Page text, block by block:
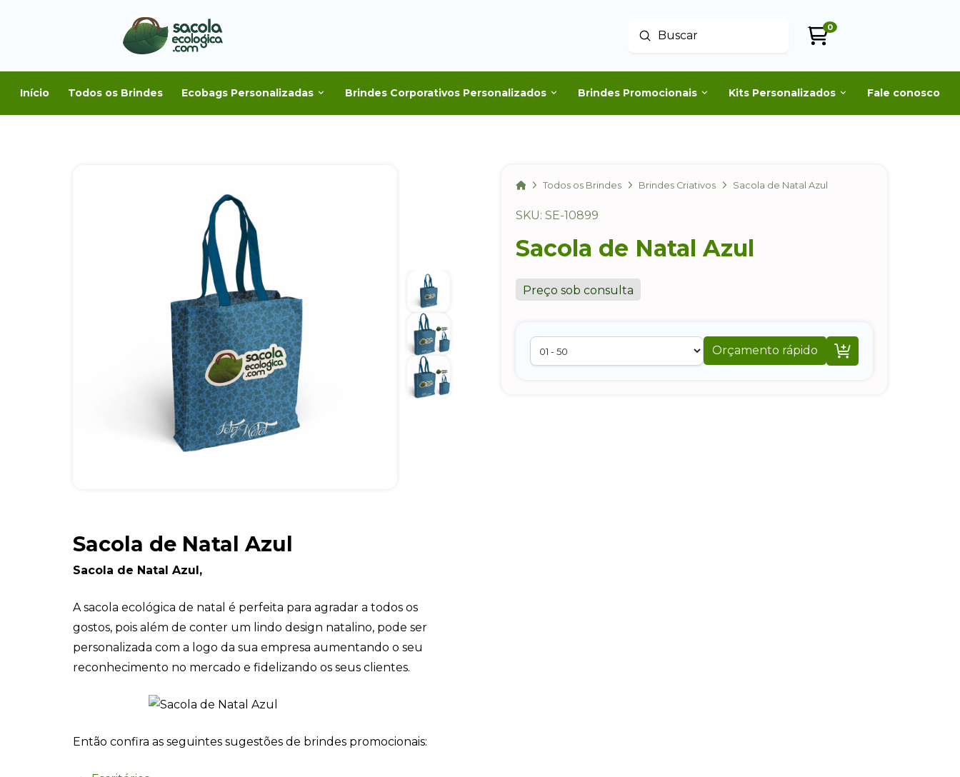
Buscar
Enviar
0
Início Todos os Brindes Ecobags Personalizadas Brindes Corporativos Personalizados Brindes Promocionais Kits Personalizados Fale conosco
HomeTodos os Brindes Brindes Criativos Sacola de Natal Azul
SKU: SE-10899
Sacola de Natal Azul
Preço sob consulta
Orçamento rápido 
Sacola de Natal Azul
Sacola de Natal Azul,
A sacola ecológica de natal é perfeita para agradar a todos os
gostos, pois além de conter um lindo design natalino, pode ser
personalizada com a logo da sua empresa aumentando o seu
reconhecimento no mercado e fidelizando os seus clientes.
Então confira as seguintes sugestões de brindes promocionais: